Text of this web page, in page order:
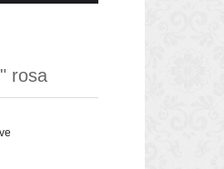
rosa